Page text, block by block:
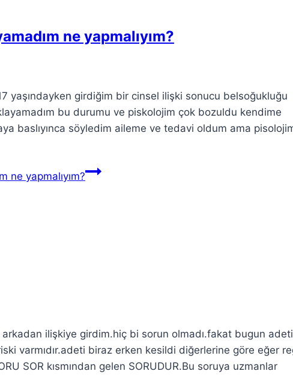
ne yapmalıyım?
yaşındayken girdiğim bir cinsel ilişki sonucu belsoğukluğu
bu durumu ve piskolojim çok bozuldu kendime
baslıyınca söyledim aileme ve tedavi oldum ama
ne yapmalıyım?
ilişkiye girdim.hiç bi sorun olmadı.fakat bugun adeti
varmıdır.adeti biraz erken kesildi diğerlerine göre eğer
SOR kısmından gelen SORUDUR.Bu soruya uzmanlar